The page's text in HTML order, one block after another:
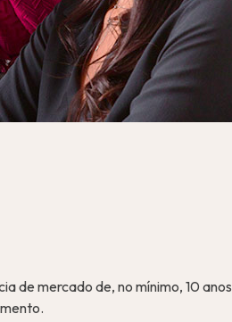
de mercado de, no mínimo, 10 anos